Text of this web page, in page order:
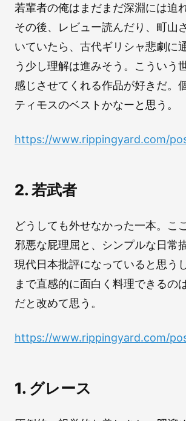
若輩者の俺はまだまだ深淵には迫
その後、レビュー読んだり、町山
いていたら、古代ギリシャ悲劇に
う少し理解は進みそう。こういう
感じさせてくれる作品が好きだ。
ティモスのベストかなーと思う。
https://www.rippingyard.com/
2. 若武者
どうしても外せなかった一本。こ
邪悪な屁理屈と、シンプルな日常
現代日本批評になっていると思う
まで直感的に面白く料理できるの
だと改めて思う。
https://www.rippingyard.com/
1. グレース